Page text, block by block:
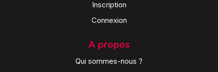
Inscription
Connexion
A propos
Qui sommes-nous ?